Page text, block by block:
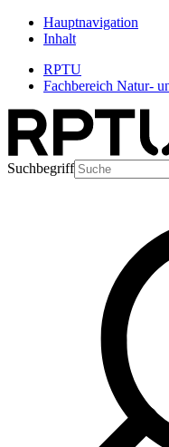
Hauptnavigation
Inhalt
RPTU
Fachbereich Natur-
Suchbegriff